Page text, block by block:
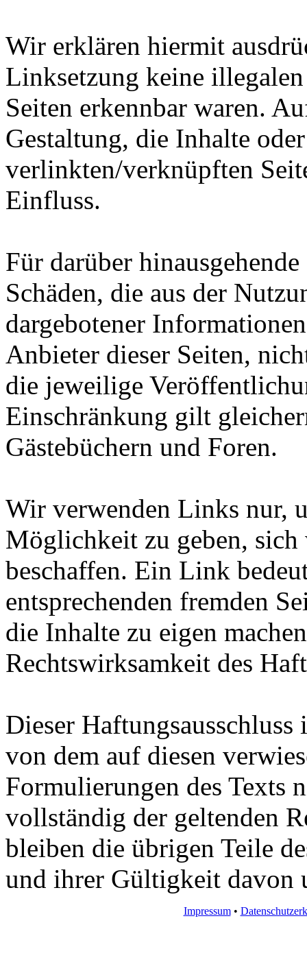
Wir erklären hiermit
Linksetzung keine
Seiten erkennbar waren.
Gestaltung, die Inhalte
verlinkten/verknüpften
Einfluss.
Für darüber
Schäden, die aus der
dargebotener
Anbieter dieser Seiten,
die jeweilige
Einschränkung gilt
Gästebüchern und Foren.
Wir verwenden Links nur,
Möglichkeit zu geben,
beschaffen. Ein Link
entsprechenden fremden
die Inhalte zu eigen
Rechtswirksamkeit des
Dieser Haftungsausschluss
von dem auf diesen
Formulierungen des Texts
vollständig der geltenden
bleiben die übrigen Teile
und ihrer Gültigkeit davon
Impressum•